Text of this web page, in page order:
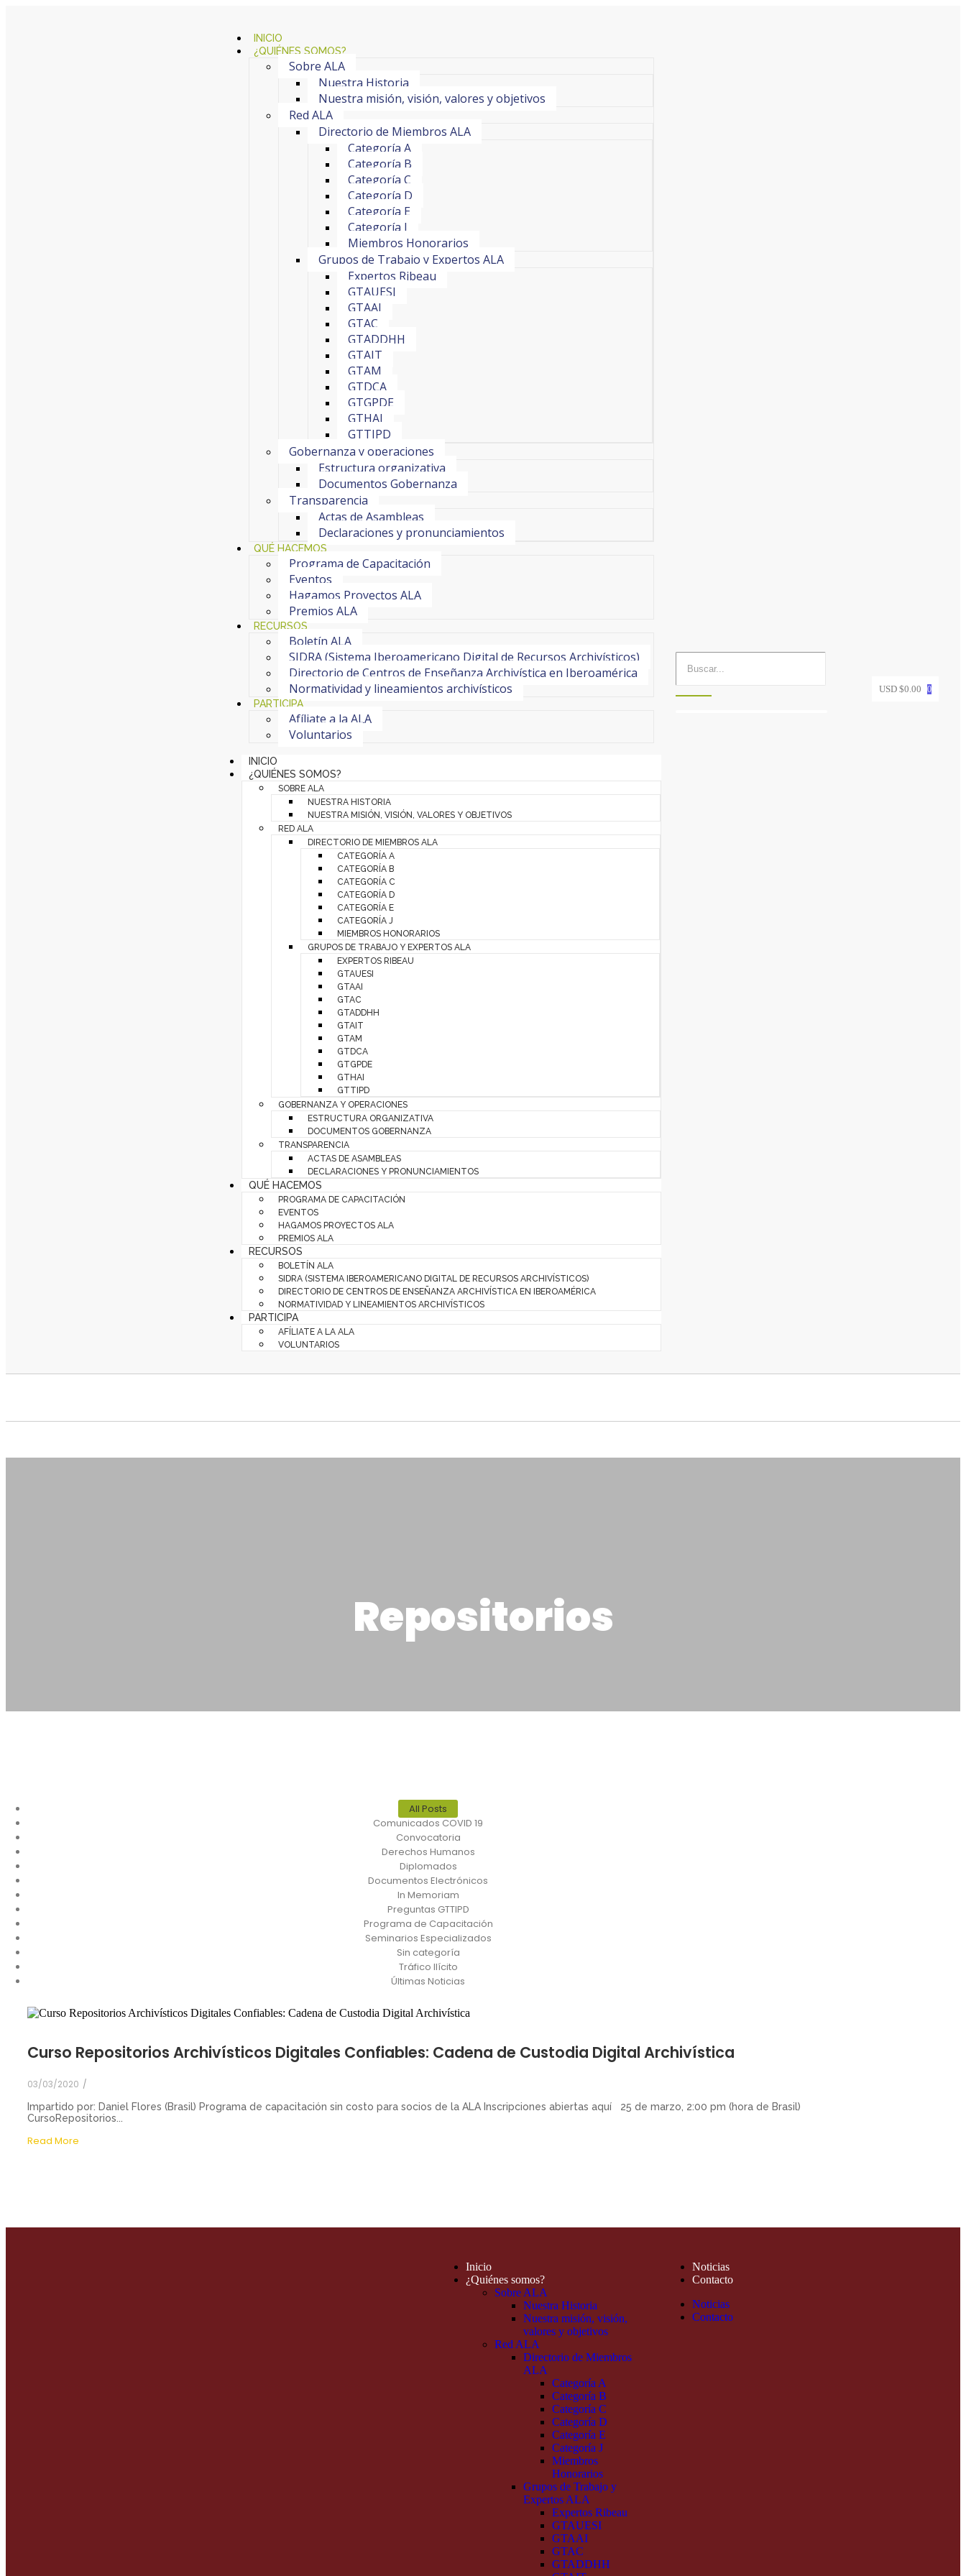
INICIO
¿QUIÉNES SOMOS?
Sobre ALA
Nuestra Historia
Nuestra misión, visión, valores y objetivos
Red ALA
Directorio de Miembros ALA
Categoría A
Categoría B
Categoría C
Categoría D
Categoría E
Categoría J
Miembros Honorarios
Grupos de Trabajo y Expertos ALA
Expertos Ribeau
GTAUESI
GTAAI
GTAC
GTADDHH
GTAIT
GTAM
GTDCA
GTGPDE
GTHAI
GTTIPD
Gobernanza y operaciones
Estructura organizativa
Documentos Gobernanza
Transparencia
Actas de Asambleas
Declaraciones y pronunciamientos
QUÉ HACEMOS
Programa de Capacitación
Eventos
Hagamos Proyectos ALA
Premios ALA
RECURSOS
Boletín ALA
SIDRA (Sistema Iberoamericano Digital de Recursos Archivísticos)
Directorio de Centros de Enseñanza Archivística en Iberoamérica
Normatividad y lineamientos archivísticos
PARTICIPA
Afíliate a la ALA
Voluntarios
INICIO
¿QUIÉNES SOMOS?
SOBRE ALA
NUESTRA HISTORIA
NUESTRA MISIÓN, VISIÓN, VALORES Y OBJETIVOS
RED ALA
DIRECTORIO DE MIEMBROS ALA
CATEGORÍA A
CATEGORÍA B
CATEGORÍA C
CATEGORÍA D
CATEGORÍA E
CATEGORÍA J
MIEMBROS HONORARIOS
GRUPOS DE TRABAJO Y EXPERTOS ALA
EXPERTOS RIBEAU
GTAUESI
GTAAI
GTAC
GTADDHH
GTAIT
GTAM
GTDCA
GTGPDE
GTHAI
GTTIPD
GOBERNANZA Y OPERACIONES
ESTRUCTURA ORGANIZATIVA
DOCUMENTOS GOBERNANZA
TRANSPARENCIA
ACTAS DE ASAMBLEAS
DECLARACIONES Y PRONUNCIAMIENTOS
QUÉ HACEMOS
PROGRAMA DE CAPACITACIÓN
EVENTOS
HAGAMOS PROYECTOS ALA
PREMIOS ALA
RECURSOS
BOLETÍN ALA
SIDRA (SISTEMA IBEROAMERICANO DIGITAL DE RECURSOS ARCHIVÍSTICOS)
DIRECTORIO DE CENTROS DE ENSEÑANZA ARCHIVÍSTICA EN IBEROAMÉRICA
NORMATIVIDAD Y LINEAMIENTOS ARCHIVÍSTICOS
PARTICIPA
AFÍLIATE A LA ALA
VOLUNTARIOS
USD $0.00 0
Repositorios
All Posts
Comunicados COVID 19
Convocatoria
Derechos Humanos
Diplomados
Documentos Electrónicos
In Memoriam
Preguntas GTTIPD
Programa de Capacitación
Seminarios Especializados
Sin categoría
Tráfico Ilícito
Últimas Noticias
Curso Repositorios Archivísticos Digitales Confiables: Cadena de Custodia Digital Archivística
03/03/2020 /
Impartido por: Daniel Flores (Brasil) Programa de capacitación sin costo para socios de la ALA Inscripciones abiertas aquí 25 de marzo, 2:00 pm (hora de Brasil)
CursoRepositorios...
Read More
Inicio
¿Quiénes somos?
Sobre ALA
Nuestra Historia
Nuestra misión, visión,
valores y objetivos
Red ALA
Directorio de Miembros
ALA
Categoría A
Categoría B
Categoría C
Categoría D
Categoría E
Categoría J
Miembros
Honorarios
Grupos de Trabajo y
Expertos ALA
Expertos Ribeau
GTAUESI
GTAAI
GTAC
GTADDHH
Noticias
Contacto
Noticias
Contacto